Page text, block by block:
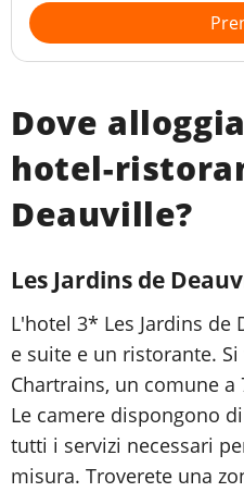
Dove
hotel-
Deauville?
Les Jardins de
L'hotel 3* Les Jardins de
e suite e un ristorante.
Chartrains, un comune
Le camere dispongono
tutti i servizi necessari
misura. Troverete una